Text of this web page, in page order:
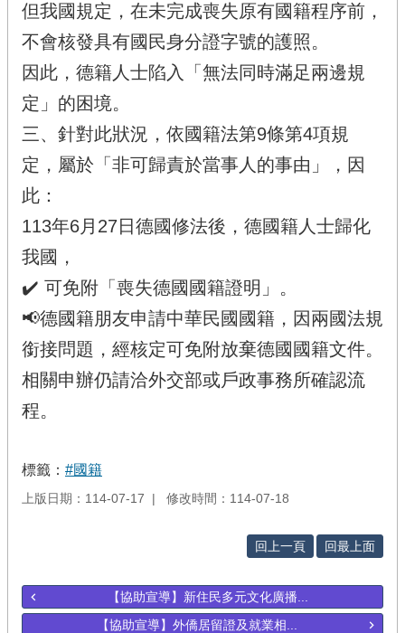
但我國規定，在未完成喪失原有國籍程序前，
不會核發具有國民身分證字號的護照。
因此，德籍人士陷入「無法同時滿足兩邊規
定」的困境。
三、針對此狀況，依國籍法第9條第4項規
定，屬於「非可歸責於當事人的事由」，因
此：
113年6月27日德國修法後，德國籍人士歸化
我國，
✔️ 可免附「喪失德國國籍證明」。
📢德國籍朋友申請中華民國國籍，因兩國法規
銜接問題，經核定可免附放棄德國國籍文件。
相關申辦仍請洽外交部或戶政事務所確認流
程。
標籤： #國籍
上版日期：114-07-17 修改時間：114-07-18
回上一頁 回最上面
【協助宣導】新住民多元文化廣播...
【協助宣導】外僑居留證及就業相...